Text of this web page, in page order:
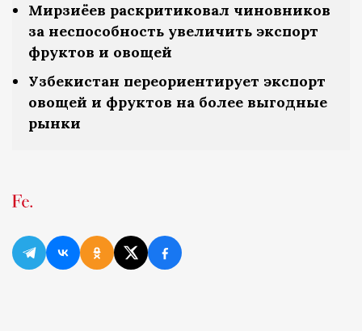
Мирзиёев раскритиковал чиновников
за неспособность увеличить экспорт
фруктов и овощей
Узбекистан переориентирует экспорт
овощей и фруктов на более выгодные
рынки